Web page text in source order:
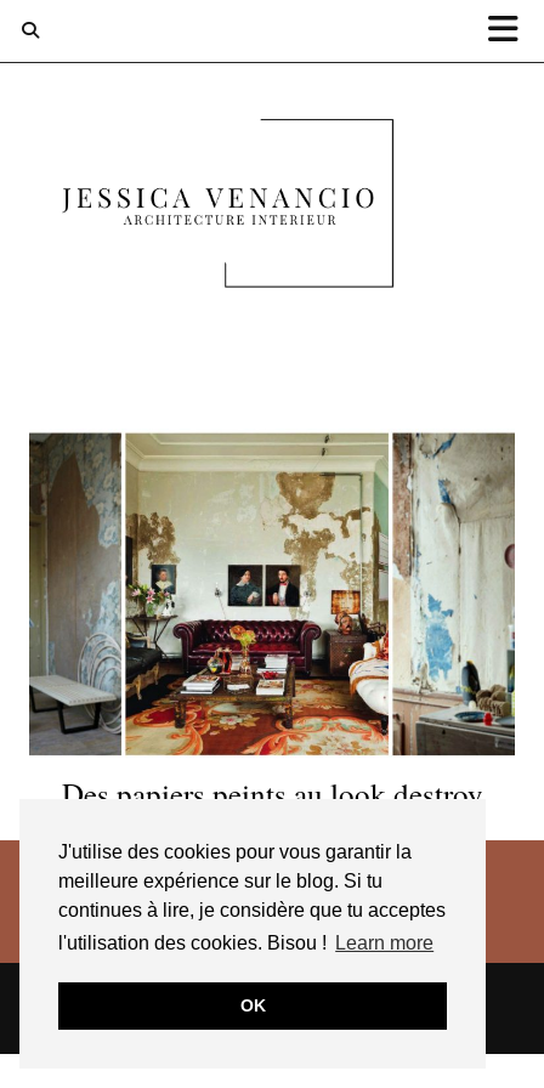
J'utilise des cookies pour vous garantir la
meilleure expérience sur le blog. Si tu
continues à lire, je considère que tu acceptes
l'utilisation des cookies. Bisou !
Learn more
OK
Des papiers peints au look destroy
THEME CREATED BYpipdig